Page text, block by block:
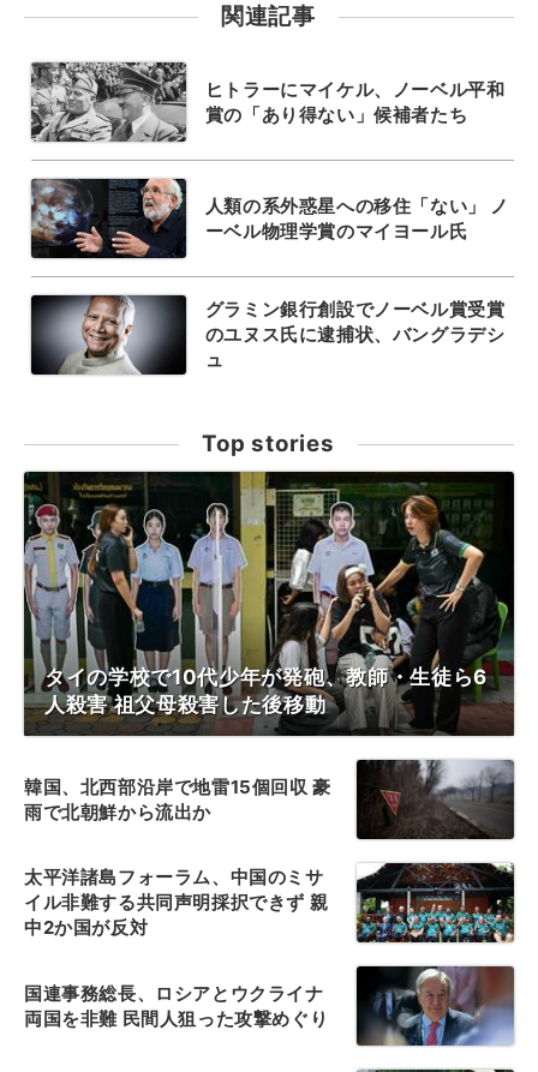
関連記事
ヒトラーにマイケル、ノーベル平和
賞の「あり得ない」候補者たち
人類の系外惑星への移住「ない」 ノ
ーベル物理学賞のマイヨール氏
グラミン銀行創設でノーベル賞受賞
のユヌス氏に逮捕状、バングラデシ
ュ
Top stories
タイの学校で10代少年が発砲、教師・生徒ら6
人殺害 祖父母殺害した後移動
韓国、北西部沿岸で地雷15個回収 豪
雨で北朝鮮から流出か
太平洋諸島フォーラム、中国のミサ
イル非難する共同声明採択できず 親
中2か国が反対
国連事務総長、ロシアとウクライナ
両国を非難 民間人狙った攻撃めぐり